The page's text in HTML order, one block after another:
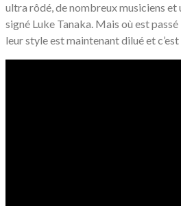
ultra rôdé, de nombreux musiciens
signé Luke Tanaka. Mais où est
leur style est maintenant dilué et